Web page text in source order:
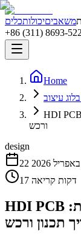
משאביםיכולותכלים
+86 (311) 8693-
Home
HDI PCB למערכות משובצות וציוד תקשורת: מדריך תכנון
ורכש
design
22 באפריל 2026
17 דקות קריאה
HDI PCB למערכות משובצות וציוד תקשורת:
תכנון ורכש